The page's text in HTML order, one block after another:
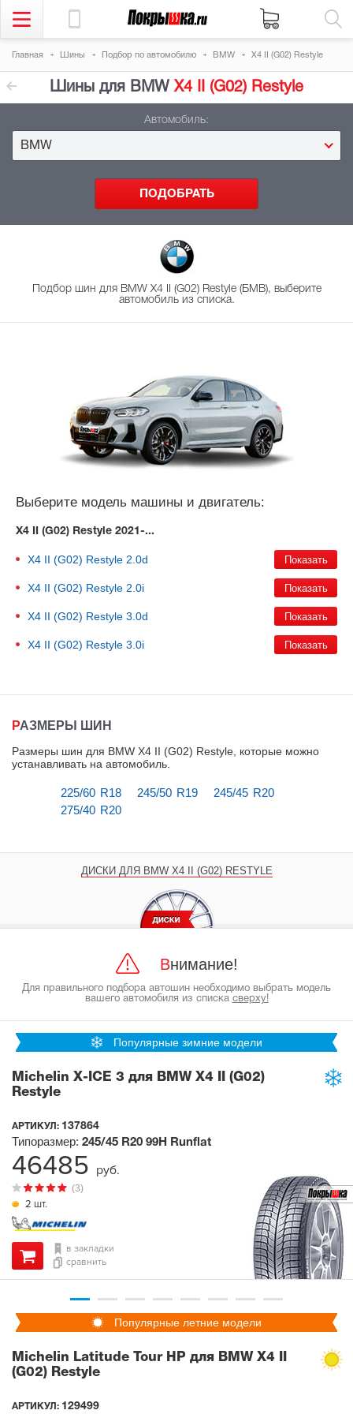
Главная Шины Подбор по автомобилю BMW X4 II (G02) Restyle
Шины для BMWX4 II (G02) Restyle
Автомобиль:
BMW
Подбор шин для BMW X4 II (G02) Restyle (БМВ), выберите
автомобиль из списка.
Выберите модель машины и двигатель:
X4 II (G02) Restyle 2021-...
X4 II (G02) Restyle 2.0d
X4 II (G02) Restyle 2.0i
X4 II (G02) Restyle 3.0d
X4 II (G02) Restyle 3.0i
РАЗМЕРЫ ШИН
Размеры шин для BMW X4 II (G02) Restyle, которые можно
устанавливать на автомобиль
225/60 R18 245/50 R19
245/45 R20
275/40 R20
ДИСКИ ДЛЯ BMW X4 II (G02) RESTYLE
Внимание!
Для правильного подбора автошин необходимо выбрать модель
вашего автомобиля из списка сверху!
Популярные зимние модели
Michelin X-ICE 3 для BMW X4 II (G02)
Restyle
АРТИКУЛ: 137864
2 шт.
(3)
Типоразмер: 245/45 R20 99H Runflat
в закладки
сравнить
46485 руб.
Популярные летние модели
Michelin Latitude Tour HP для BMW X4 II
(G02) Restyle
АРТИКУЛ: 129499